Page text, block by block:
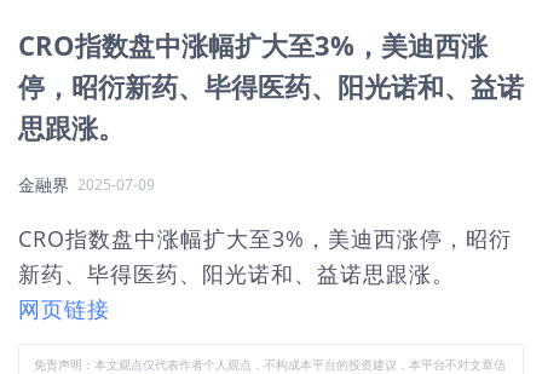
CRO指数盘中涨幅扩大至3%，美迪西涨
停，昭衍新药、毕得医药、阳光诺和、益诺
思跟涨。
金融界 2025-07-09
CRO指数盘中涨幅扩大至3%，美迪西涨停，昭衍
新药、毕得医药、阳光诺和、益诺思跟涨。
网页链接
免责声明：本文观点仅代表作者个人观点，不构成本平台的投资建议，本平台不对文章信